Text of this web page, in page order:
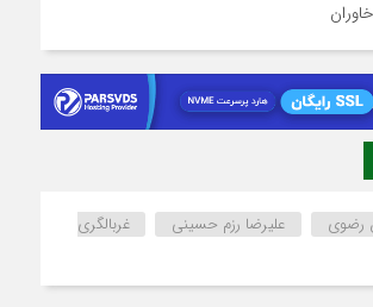
رضوی علیرضا رزم حسینی
غربالگری